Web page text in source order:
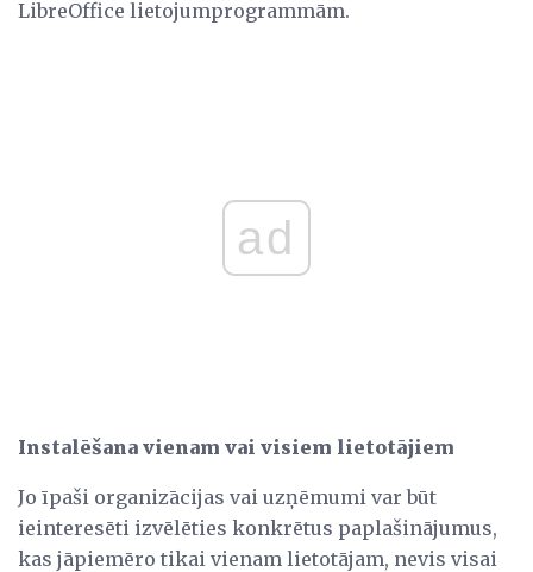
LibreOffice lietojumprogrammām.
ad
Instalēšana vienam vai visiem lietotājiem
Jo īpaši organizācijas vai uzņēmumi var būt
ieinteresēti izvēlēties konkrētus paplašinājumus,
kas jāpiemēro tikai vienam lietotājam, nevis visai